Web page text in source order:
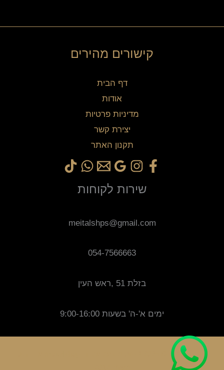
קישורים מהירים
דף הבית
אודות
מדיניות פרטיות
יצירת קשר
תקנון האתר
שירות לקוחות
meitalshps@gmail.com
054-7566663
בזלת 51 ,ראש העין
ימים א'-ה' בשעות 9:00-16:00